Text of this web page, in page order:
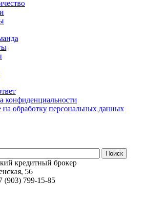
конфиденциальности
на обработку персональных данных
Поиск
кредитный брокер
56
(903) 799-15-85